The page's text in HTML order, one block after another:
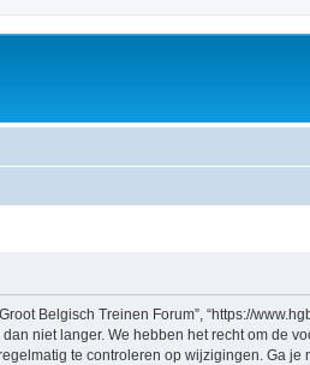
Belgisch Treinen Forum”, “https://
niet langer. We hebben het recht om de
te controleren op wijzigingen. Ga